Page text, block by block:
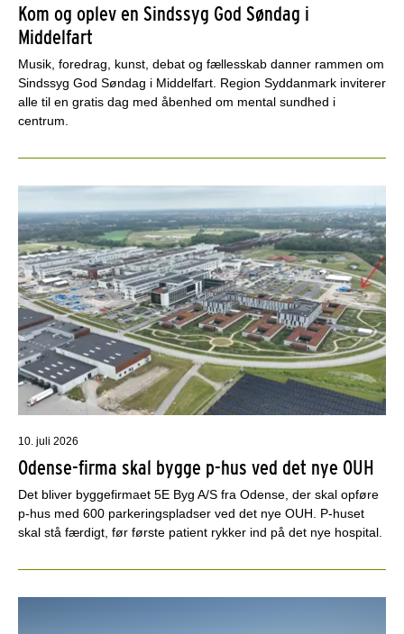
Kom og oplev en Sindssyg God Søndag i
Middelfart
Musik, foredrag, kunst, debat og fællesskab danner rammen om
Sindssyg God Søndag i Middelfart. Region Syddanmark inviterer
alle til en gratis dag med åbenhed om mental sundhed i
centrum.
10. juli 2026
Odense-firma skal bygge p-hus ved det nye OUH
Det bliver byggefirmaet 5E Byg A/S fra Odense, der skal opføre
p-hus med 600 parkeringspladser ved det nye OUH. P-huset
skal stå færdigt, før første patient rykker ind på det nye hospital.